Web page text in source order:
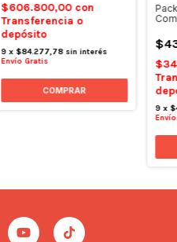
$606.800,00 con
Transferencia o
depósito
9 x$84.277,78 sin interés
Envío Gratis
9 x